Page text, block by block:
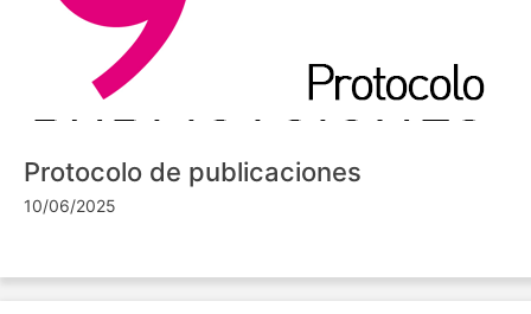
Protocolo de publicaciones
10/06/2025